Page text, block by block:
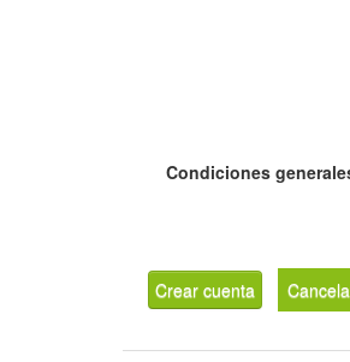
Condiciones
Crear cuenta